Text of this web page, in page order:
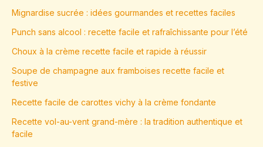
Mignardise sucrée : idées gourmandes et recettes faciles
Punch sans alcool : recette facile et rafraîchissante pour l’été
Choux à la crème recette facile et rapide à réussir
Soupe de champagne aux framboises recette facile et
festive
Recette facile de carottes vichy à la crème fondante
Recette vol-au-vent grand-mère : la tradition authentique et
facile